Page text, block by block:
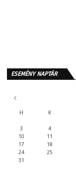
ESEMÉNY NAPTÁR
H K
3
4
10
11
17
18
24
25
31